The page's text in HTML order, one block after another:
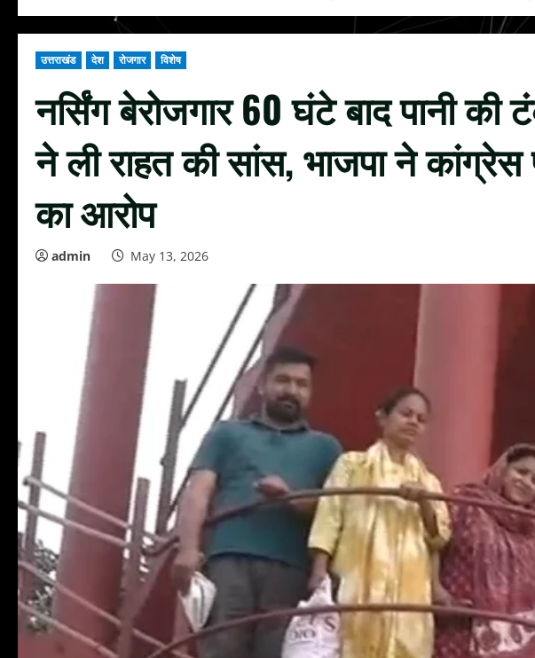
उत्तराखंड देश रोजगार विशेष
नर्सिंग बेरोजगार 60 घंटे बाद पानी
ने ली राहत की सांस, भाजपा ने
का आरोप
admin May 13, 2026